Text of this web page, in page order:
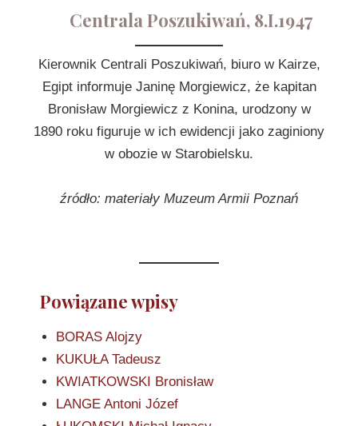
Centrala Poszukiwań, 8.I.1947
Kierownik Centrali Poszukiwań, biuro w Kairze,
Egipt informuje Janinę Morgiewicz, że kapitan
Bronisław Morgiewicz z Konina, urodzony w
1890 roku figuruje w ich ewidencji jako zaginiony
w obozie w Starobielsku.
źródło: materiały Muzeum Armii Poznań
Powiązane wpisy
BORAS Alojzy
KUKUŁA Tadeusz
KWIATKOWSKI Bronisław
LANGE Antoni Józef